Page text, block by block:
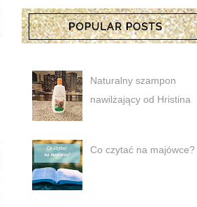
Naturalny szampon
nawilżający od Hristina
Co czytać na majówce?